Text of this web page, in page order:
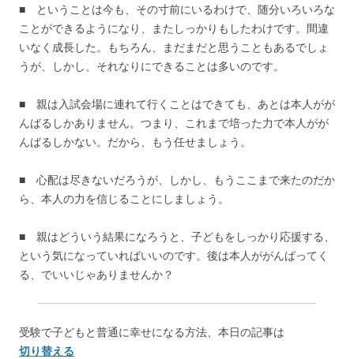
■ ということは今も、その寸前にいるわけで、随分いろいろな
ことができるようになり、またしっかりもしたわけです。間違
いなく成長した。もちろん、まだまだと思うこともあるでしょ
うが、しかし、それなりにできることは多いのです。
■ 親は入試会場に連れて行くことはできても、あとは本人がが
んばるしかありません。つまり、これまで培った力で本人がが
んばるしかない。だから、もう任せましょう。
■ 心配は尽きないだろうが、しかし、もうここまで来たのだか
ら、本人の力を信じることにしましょう。
■ 親はどういう結果になろうと、子どもをしっかり応援する、
という気になっていればいいのです。後は本人ががんばってく
る、でいいじゃありませんか？
受験で子どもと普通に幸せになる方法、本日の記事は
切り替える